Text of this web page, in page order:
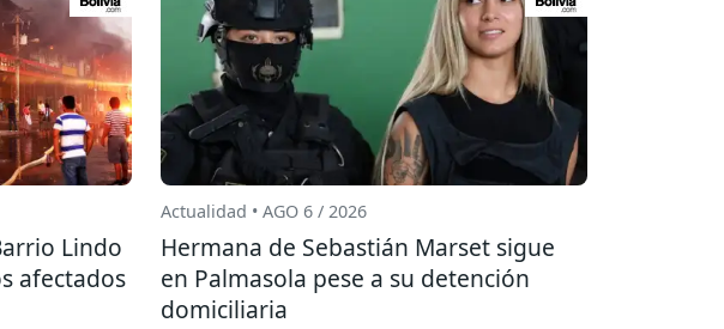
Lindo
afectados
Actualidad • AGO 6 / 2026
Hermana de Sebastián Marset sigue
en Palmasola pese a su detención
domiciliaria